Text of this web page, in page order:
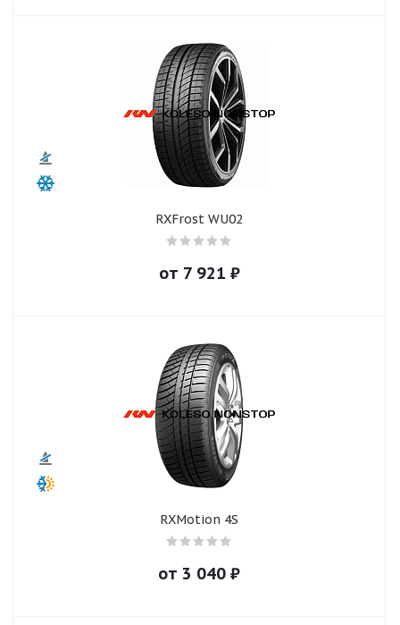
RXFrost WU02
от 7 921 ₽
RXMotion 4S
от 3 040 ₽